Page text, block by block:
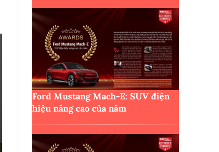
Ford Mustang Mach-E: SUV điện
hiệu năng cao của năm